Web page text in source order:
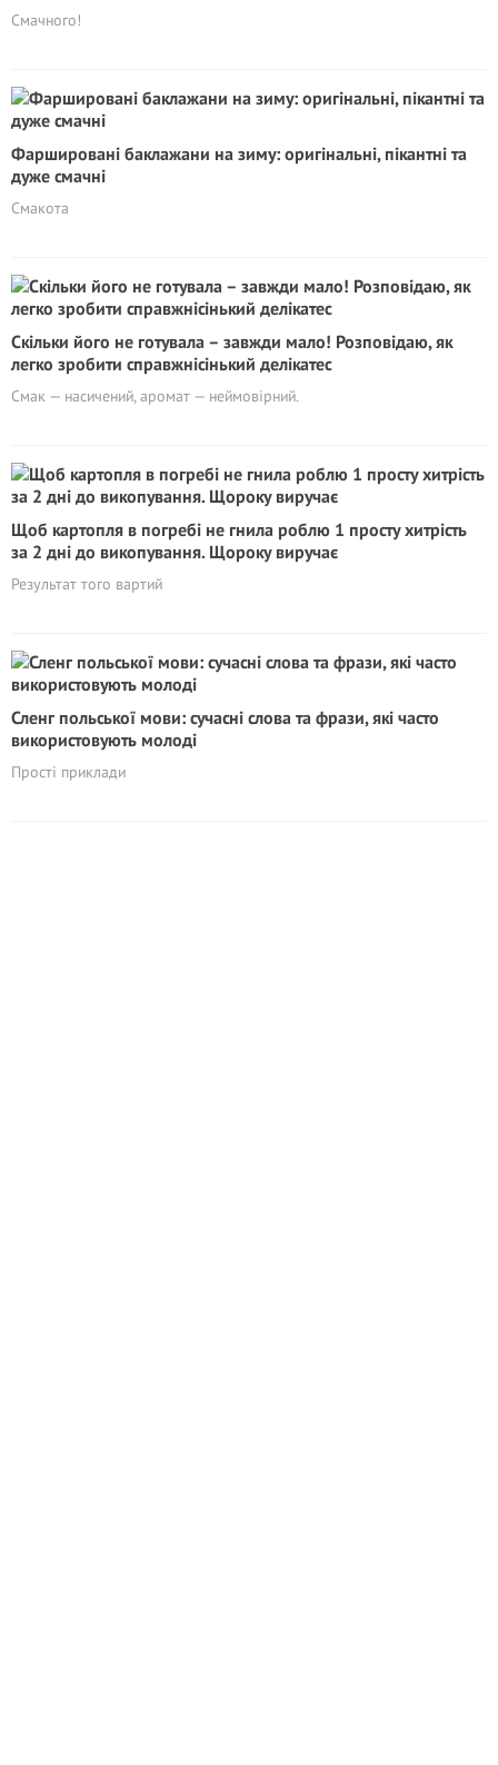
Смачного!
Фаршировані баклажани на зиму: оригінальні, пікантні та
дуже смачні
Смакота
Скільки його не готувала – завжди мало! Розповідаю, як
легко зробити справжнісінький делікатес
Смак — насичений, аромат — неймовірний.
Щоб картопля в погребі не гнила роблю 1 просту хитрість
за 2 дні до викопування. Щороку виручає
Результат того вартий
Сленг польської мови: сучасні слова та фрази, які часто
використовують молоді
Прості приклади